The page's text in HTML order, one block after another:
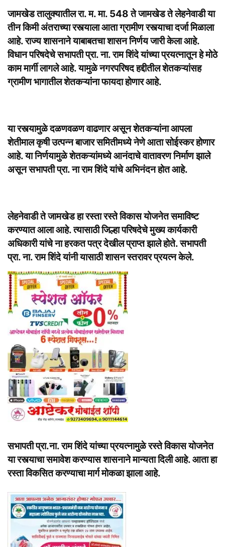
जामखेड तालुक्यातील रा. म. मा. 548 ते जामखेड ते लेहनेवाडी या
तीन किमी अंतराच्या रस्त्याला आता ग्रामीण रस्त्याचा दर्जा मिळाला
आहे. राज्य शासनाने याबाबतचा शासन निर्णय जारी केला आहे.
विधान परिषदेचे सभापती प्रा. ना. राम शिंदे यांच्या प्रयत्नातून हे मोठे
काम मार्गी लागले आहे. यामुळे नगरपरिषद हद्दीतील शेतकऱ्यांसह
ग्रामीण भागातील शेतकऱ्यांना फायदा होणार आहे.
या रस्त्यामुळे दळणवळण वाढणार असून शेतकऱ्यांना आपला
शेतीमाल कृषी उत्पन्न बाजार समितीमध्ये नेणे आता सोईस्कर होणार
आहे. या निर्णयामुळे शेतकऱ्यांमध्ये आनंदाचे वातावरण निर्माण झाले
असून सभापती प्रा. ना राम शिंदे यांचे अभिनंदन होत आहे.
लेहनेवाडी ते जामखेड हा रस्ता रस्ते विकास योजनेत समाविष्ट
करण्यात आला आहे. त्यासाठी जिल्हा परिषदेचे मुख्य कार्यकारी
अधिकारी यांचे ना हरकत पत्र देखील प्राप्त झाले होते. सभापती
प्रा. ना. राम शिंदे यांनी यासाठी शासन स्तरावर प्रयत्न केले.
सभापती प्रा.ना. राम शिंदे यांच्या प्रयत्नामुळे रस्ते विकास योजनेत
या रस्त्याचा समावेश करण्यास शासनाने मान्यता दिली आहे. आता हा
रस्ता विकसित करण्याचा मार्ग मोकळा झाला आहे.